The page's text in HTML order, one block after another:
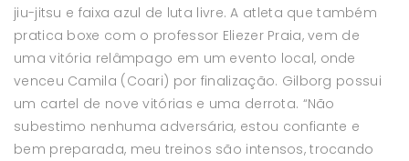
jiu-jitsu e faixa azul de luta livre. A atleta que também
pratica boxe com o professor Eliezer Praia, vem de
uma vitória relâmpago em um evento local, onde
venceu Camila (Coari) por finalização. Gilborg possui
um cartel de nove vitórias e uma derrota. “Não
subestimo nenhuma adversária, estou confiante e
bem preparada, meu treinos são intensos, trocando